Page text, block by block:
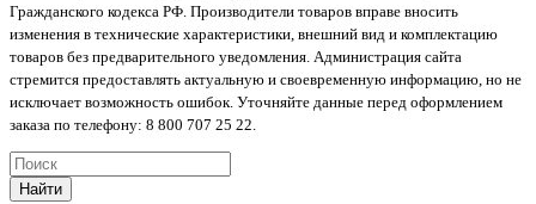
Гражданского кодекса РФ. Производители товаров вправе вносить
изменения в технические характеристики, внешний вид и комплектацию
товаров без предварительного уведомления. Администрация сайта
стремится предоставлять актуальную и своевременную информацию, но не
исключает возможность ошибок. Уточняйте данные перед оформлением
заказа по телефону: 8 800 707 25 22.
Найти